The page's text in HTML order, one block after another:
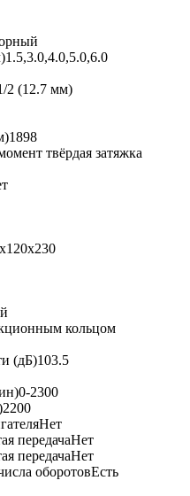
1.5,3.0,4.0,5.0,6.0
2 (12.7 мм)
1898
твёрдая затяжка
кольцом
(дБ)103.5
0-2300
2200
Нет
передачаНет
передачаНет
оборотовЕсть